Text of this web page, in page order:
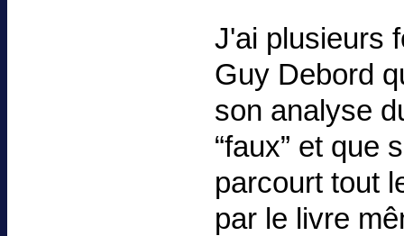
J'ai plusieurs
Guy Debord
son analyse
“faux” et que
parcourt tout
par le livre